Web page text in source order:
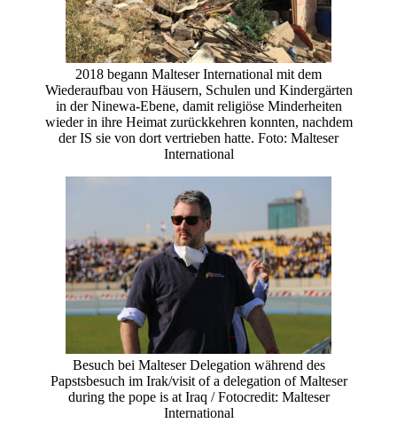
2018 begann Malteser International mit dem
Wiederaufbau von Häusern, Schulen und Kindergärten
in der Ninewa-Ebene, damit religiöse Minderheiten
wieder in ihre Heimat zurückkehren konnten, nachdem
der IS sie von dort vertrieben hatte. Foto: Malteser
International
Besuch bei Malteser Delegation während des
Papstsbesuch im Irak/visit of a delegation of Malteser
during the pope is at Iraq / Fotocredit: Malteser
International